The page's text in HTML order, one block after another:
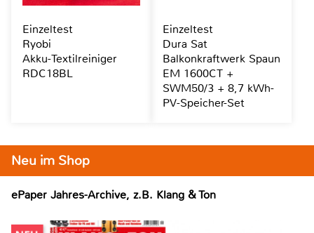
Neu im Shop
ePaper Jahres-Archive, z.B. Klang & Ton
Einzeltest
Ryobi
Akku-Textilreiniger
RDC18BL
Einzeltest
Dura Sat
Balkonkraftwerk Spaun
EM 1600CT +
SWM50/3 + 8,7 kWh-
PV-Speicher-Set